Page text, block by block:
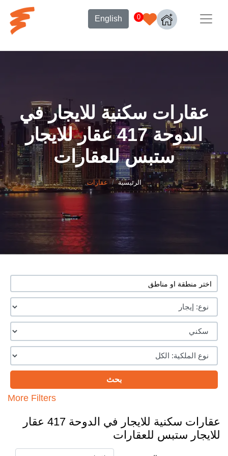
0
English
عقارات سكنية للايجار في
الدوحة 417 عقار للايجار
ستبس للعقارات
الرئيسية عقارات
More Filters
عقارات سكنية للايجار في الدوحة 417 عقار
للايجار ستبس للعقارات